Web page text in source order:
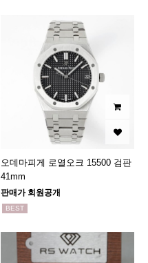
오데마피게 로열오크 15500 검판
41mm
판매가 회원공개
BEST